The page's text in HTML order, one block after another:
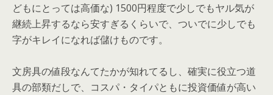
どもにとっては高価な) 1500円程度で少しでもヤル気が
継続上昇するなら安すぎるくらいで、ついでに少しでも
字がキレイになれば儲けものです。
文房具の値段なんてたかが知れてるし、確実に役立つ道
具の部類だしで、コスパ・タイパともに投資価値が高い